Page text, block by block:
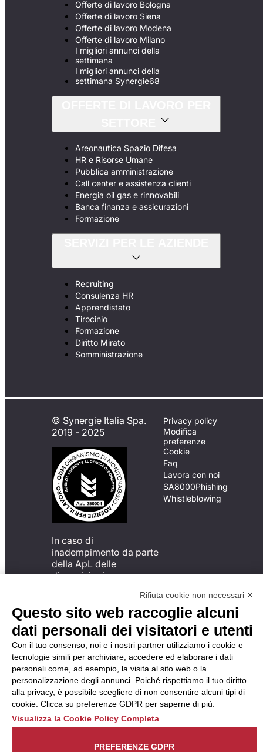
Offerte di lavoro Bologna
Offerte di lavoro Siena
Offerte di lavoro Modena
Offerte di lavoro Milano
I migliori annunci della
settimana
I migliori annunci della
settimana Synergie68
Areonautica Spazio Difesa
HR e Risorse Umane
Pubblica amministrazione
Call center e assistenza clienti
Energia oil gas e rinnovabili
Banca finanza e assicurazioni
Formazione
Recruiting
Consulenza HR
Apprendistato
Tirocinio
Formazione
Diritto Mirato
Somministrazione
© Synergie Italia Spa.
2019 - 2025
In caso di
inadempimento da parte
della ApL delle
disposizioni
possibile presentare un
reclamo
all’Organismo di
Monitoraggio utilizzando
una delle modalità
descritte al seguente
indirizzo web
https://odm-
agenzielavoro.it/reclami/.
Privacy policy
Modifica
preferenze
Cookie
Faq
Lavora con noi
SA8000Phishing
Whistleblowing
Rifiuta cookie non necessari ✕
Questo sito web raccoglie alcuni
dati personali dei visitatori e utenti
Con il tuo consenso, noi e i nostri partner utilizziamo i cookie e
tecnologie simili per archiviare, accedere ed elaborare i dati
personali come, ad esempio, la visita al sito web o la
personalizzazione degli annunci. Poiché rispettiamo il tuo diritto
alla privacy, è possibile scegliere di non consentire alcuni tipi di
cookie. Clicca su preferenze GDPR per saperne di più.
Visualizza la Cookie Policy Completa
PREFERENZE GDPR